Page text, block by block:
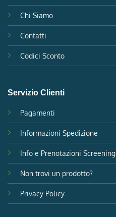
Chi Siamo
Contatti
Codici Sconto
Servizio Clienti
Pagamenti
Informazioni Spedizione
Info e Prenotazioni Screening
Non trovi un prodotto?
Privacy Policy